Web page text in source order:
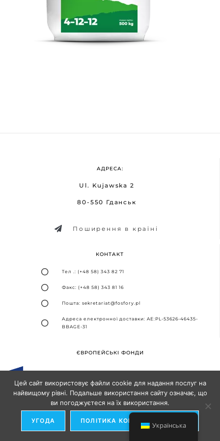
АДРЕСА:
Ul. Kujawska 2
80-550 Гданськ
Поширення в країні
КОНТАКТ
Тел .: (+48 58) 343 82 71
Факс: (+48 58) 343 81 16
Пошта: sekretariat@fosfory.pl
Адреса електронної доставки: AE:PL-53626-46435-
BBAGE-31
ЄВРОПЕЙСЬКІ ФОНДИ
Дизайн та впровадження - Агентство SEO-партнерів
Українська
Цей сайт використовує файли cookie для надання послуг на
найвищому рівні. Подальше використання сайту означає, що
ви погоджуєтеся на їх використання.
УГОДА ПОЛІТИКА КОНФІДЕНЦІЙНОСТІ